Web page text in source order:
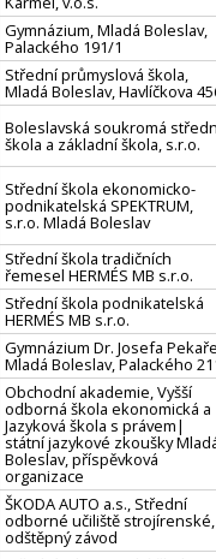
Gymnázium, Mladá Boleslav,
Palackého 191/1
Střední průmyslová škola,
Mladá Boleslav, Havlíčkova
Boleslavská soukromá
škola a základní škola, s.r.o.
Střední škola ekonomicko-
podnikatelská SPEKTRUM,
s.r.o. Mladá Boleslav
Střední škola tradičních
řemesel HERMÉS MB s.r.o.
Střední škola podnikatelská
HERMÉS MB s.r.o.
Gymnázium Dr. Josefa
Mladá Boleslav, Palackého
Obchodní akademie, Vyšší
odborná škola ekonomická a
Jazyková škola s právem|
státní jazykové zkoušky
Boleslav, příspěvková
organizace
ŠKODA AUTO a.s., Střední
odborné učiliště strojírenské,
odštěpný závod